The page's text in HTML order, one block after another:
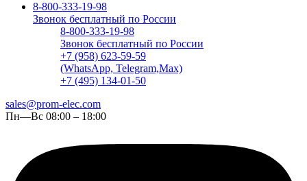
8-800-333-19-98
Звонок бесплатный по России
8-800-333-19-98
Звонок бесплатный по России
+7 (958) 623-59-59
(WhatsApp, Telegram,Max)
+7 (495) 134-01-50
sales@prom-elec.com
Пн—Вс 08:00 – 18:00